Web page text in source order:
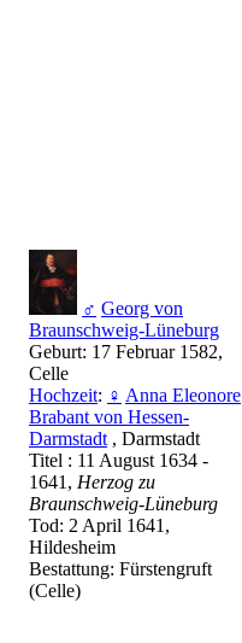
♂ Georg von
Braunschweig-Lüneburg
Geburt: 17 Februar 1582,
Celle
Hochzeit: ♀ Anna Eleonore
Brabant von Hessen-
Darmstadt , Darmstadt
Titel : 11 August 1634 -
1641, Herzog zu
Braunschweig-Lüneburg
Tod: 2 April 1641,
Hildesheim
Bestattung: Fürstengruft
(Celle)